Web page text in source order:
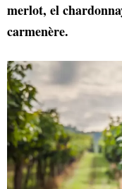
merlot, el
carmenère.